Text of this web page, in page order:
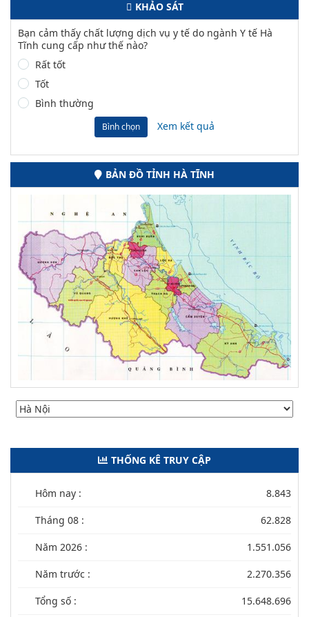
KHẢO SÁT
Bạn cảm thấy chất lượng dịch vụ y tế do ngành Y tế Hà
Tĩnh cung cấp như thế nào?
Rất tốt
Tốt
Bình thường
Bình chọn Xem kết quả
BẢN ĐỒ TỈNH HÀ TĨNH
THỐNG KÊ TRUY CẬP
Hôm nay : 8.843
Tháng 08 : 62.828
Năm 2026 : 1.551.056
Năm trước : 2.270.356
Tổng số : 15.648.696